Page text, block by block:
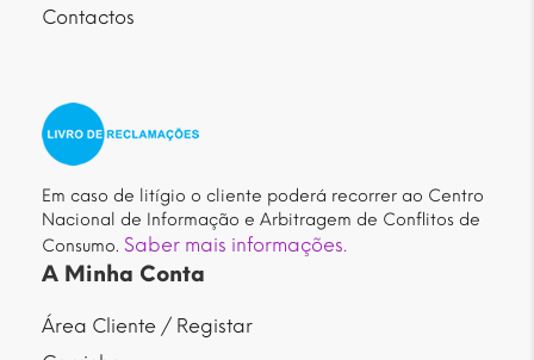
Contactos
Em caso de litígio o cliente poderá recorrer ao Centro
Nacional de Informação e Arbitragem de Conflitos de
Consumo. Saber mais informações.
A Minha Conta
Área Cliente / Registar